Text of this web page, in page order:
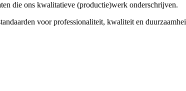
die ons kwalitatieve (productie)werk onderschrijven.
voor professionaliteit, kwaliteit en